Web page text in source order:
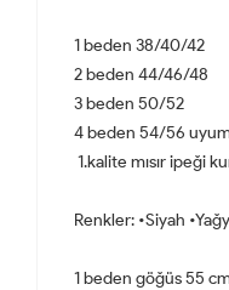
1 beden 38/40/42
2 beden 44/46/48
3 beden 50/52
4 beden 54/56
1.kalite mısır ipeği
Renkler: •Siyah
1 beden göğüs 55